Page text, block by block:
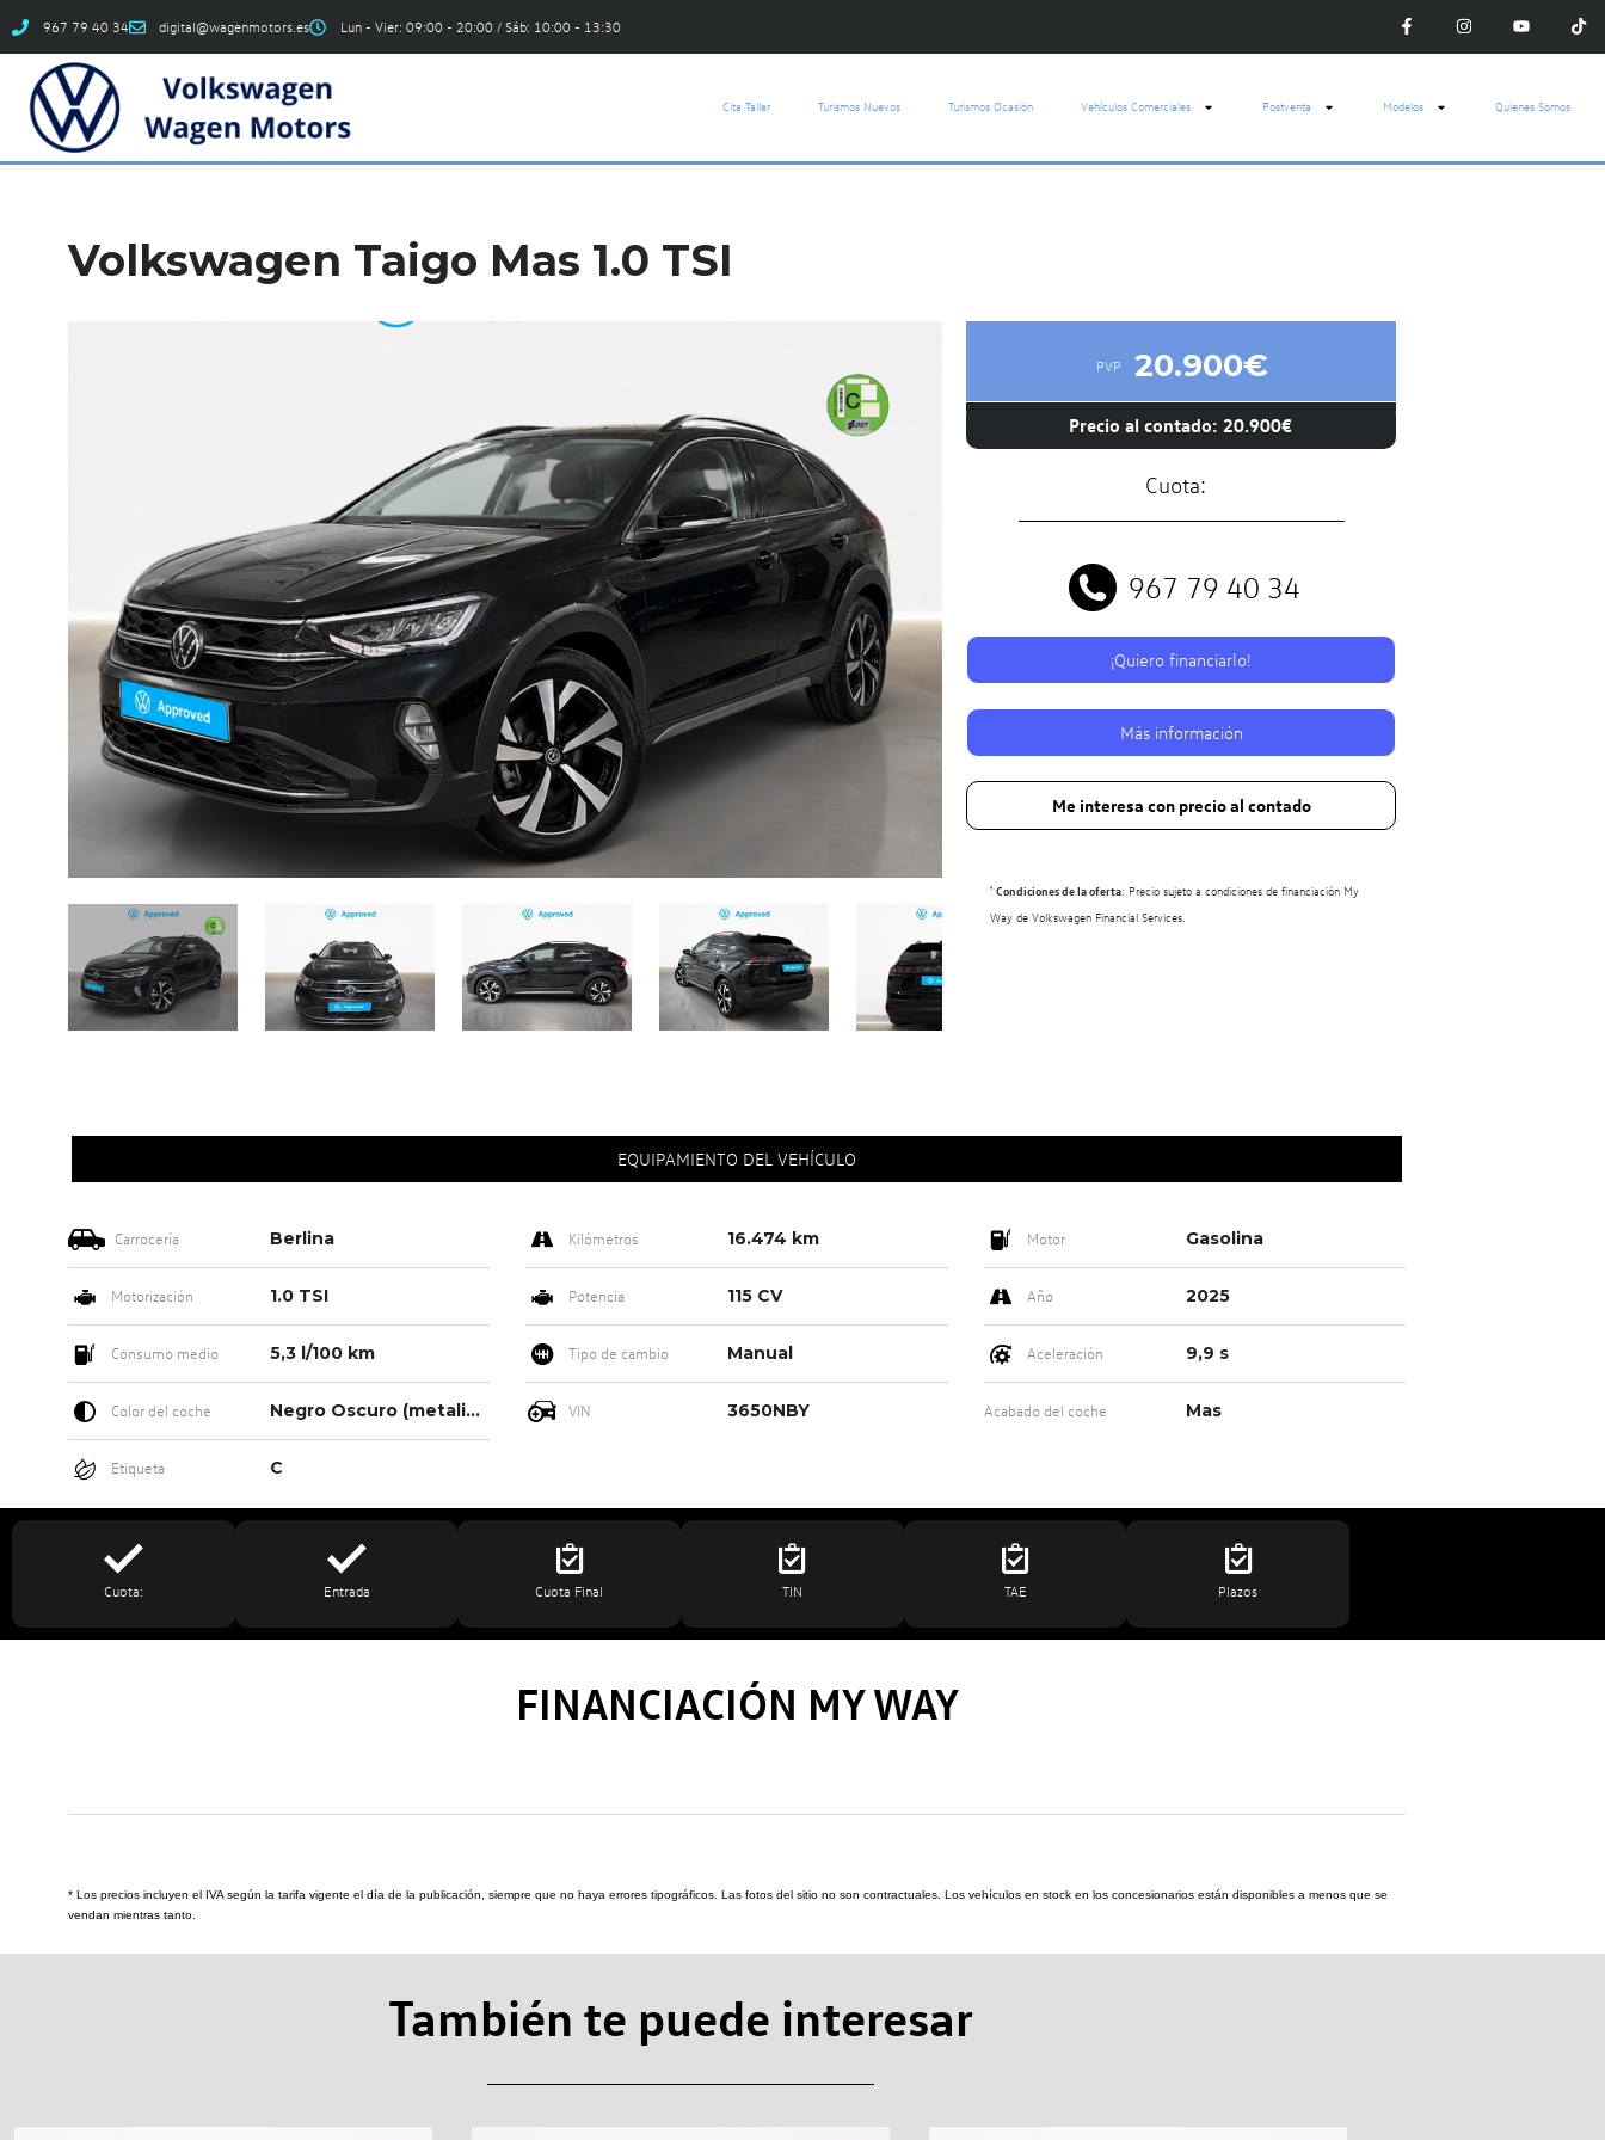
967 79 40 34 digital@wagenmotors.es Lun - Vier: 09:00 - 20:00 / Sáb: 10:00 - 13:30
Cita Taller Turismos Nuevos Turismos Ocasión Vehículos Comerciales Postventa Modelos Quienes Somos
Volkswagen Taigo Mas 1.0 TSI
PVP 20.900€
Precio al contado: 20.900€
Cuota:
967 79 40 34
¡Quiero financiarlo!
Más información
Me interesa con precio al contado
¹Condiciones de la oferta: Precio sujeto a condiciones de financiación My
Way de Volkswagen Financial Services.
EQUIPAMIENTO DEL VEHÍCULO
Carrocería Berlina Kilómetros 16.474 km Motor Gasolina
Motorización 1.0 TSI Potencia 115 CV Año 2025
Consumo medio 5,3 l/100 km Tipo de cambio Manual Aceleración 9,9 s
Color del coche Negro Oscuro (metalizado) VIN 3650NBY Acabado del coche Mas
Etiqueta C
Cuota: Entrada Cuota Final TIN TAE Plazos
FINANCIACIÓN MY WAY
* Los precios incluyen el IVA según la tarifa vigente el día de la publicación, siempre que no haya errores tipográficos. Las fotos del sitio no son contractuales. Los vehículos en stock en los concesionarios están disponibles a menos que se
vendan mientras tanto.
También te puede interesar